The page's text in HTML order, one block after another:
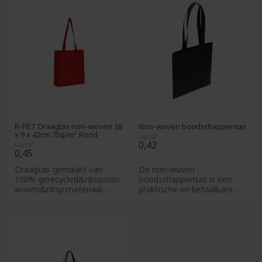
R-PET Draagtas non-woven 38
x 9 x 42cm 75g/m² Rood
0,45
Draagtas gemaakt van
100% gerecycled&nbsp;non-
woven&nbsp;materiaal.
Non-woven boodschappentas
0,42
De non-woven
boodschappentas is een
praktische en betaalbare